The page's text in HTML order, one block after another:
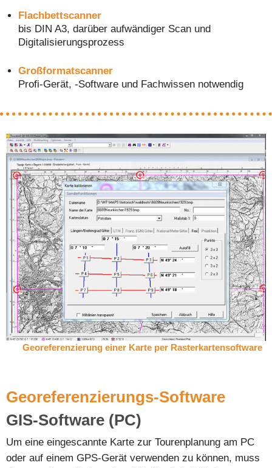
Flachbettscanner
bis DIN A3, darüber aufwändiger Scan und
Digitalisierungsprozess
Großformatscanner
Profi-Gerät, -Software und Fachwissen notwendig
Georeferenzierung einer Karte per Rasterkartensoftware
Georeferenzierungs-Software
GIS-Software (PC)
Um eine eingescannte Karte zur Tourenplanung am PC
oder auf einem GPS-Gerät verwenden zu können, muss